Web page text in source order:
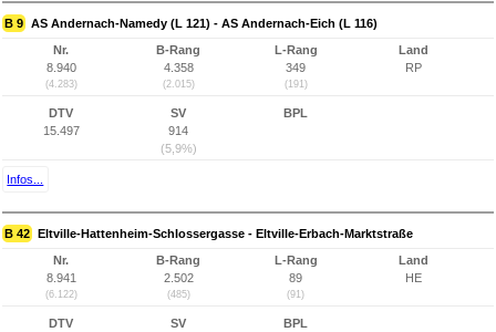
B 9 AS Andernach-Namedy (L 121) - AS Andernach-Eich (L 116)
Nr.
8.940
(4.283)
B-Rang
4.358
(2.015)
L-Rang
349
(191)
Land
RP
DTV
15.497
SV
914
(5,9%)
BPL
Infos...
B 42 Eltville-Hattenheim-Schlossergasse - Eltville-Erbach-Marktstraße
Nr.
8.941
(6.122)
B-Rang
2.502
(485)
L-Rang
89
(91)
Land
HE
DTV
SV
BPL